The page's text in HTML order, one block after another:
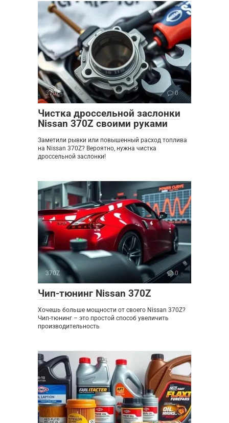
370Z 0
Чистка дроссельной заслонки
Nissan 370Z своими руками
Заметили рывки или повышенный расход топлива
на Nissan 370Z? Вероятно, нужна чистка
дроссельной заслонки!
370Z 0
Чип-тюнинг Nissan 370Z
Хочешь больше мощности от своего Nissan 370Z?
Чип-тюнинг – это простой способ увеличить
производительность